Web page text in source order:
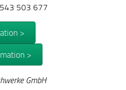
503 677
>
>
GmbH